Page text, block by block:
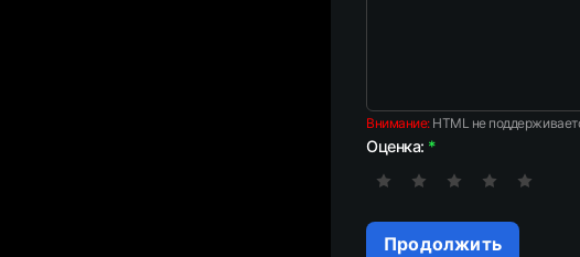
Внимание:HTML не
Оценка:
Продолжить